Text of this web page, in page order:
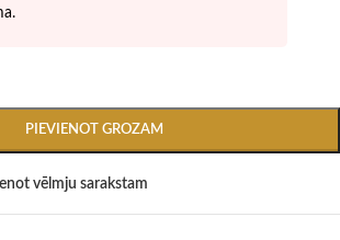
PIEVIENOT GROZAM
vēlmju sarakstam